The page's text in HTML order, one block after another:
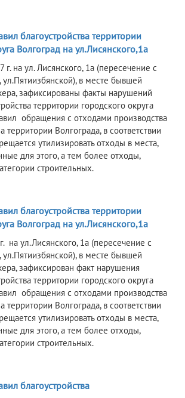
благоустройства территории
Волгоград на ул.Лисянского,1а
на ул. Лисянского, 1а (пересечение с
в месте бывшей
зафиксированы факты нарушений
территории городского округа
обращения с отходами производства
территории Волгограда, в соответствии
утилизировать отходы в места,
для этого, а тем более отходы,
строительных.
благоустройства территории
Волгоград на ул.Лисянского,1а
на ул.Лисянского, 1а (пересечение с
в месте бывшей
зафиксирован факт нарушения
территории городского округа
обращения с отходами производства
территории Волгограда, в соответствии
утилизировать отходы в места,
для этого, а тем более отходы,
строительных.
благоустройства